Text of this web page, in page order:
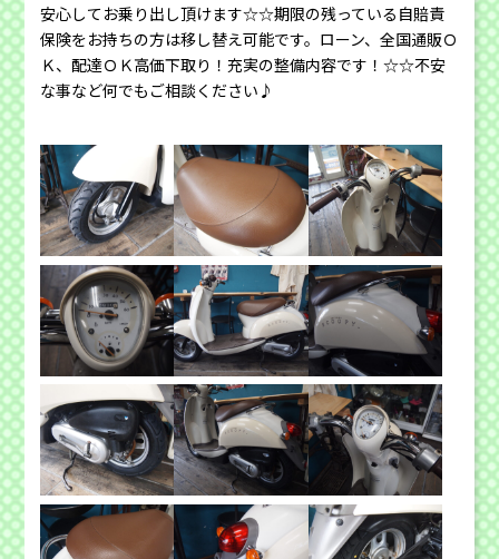
安心してお乗り出し頂けます☆☆期限の残っている自賠責
保険をお持ちの方は移し替え可能です。ローン、全国通販Ｏ
Ｋ、配達ＯＫ高価下取り！充実の整備内容です！☆☆不安
な事など何でもご相談ください♪